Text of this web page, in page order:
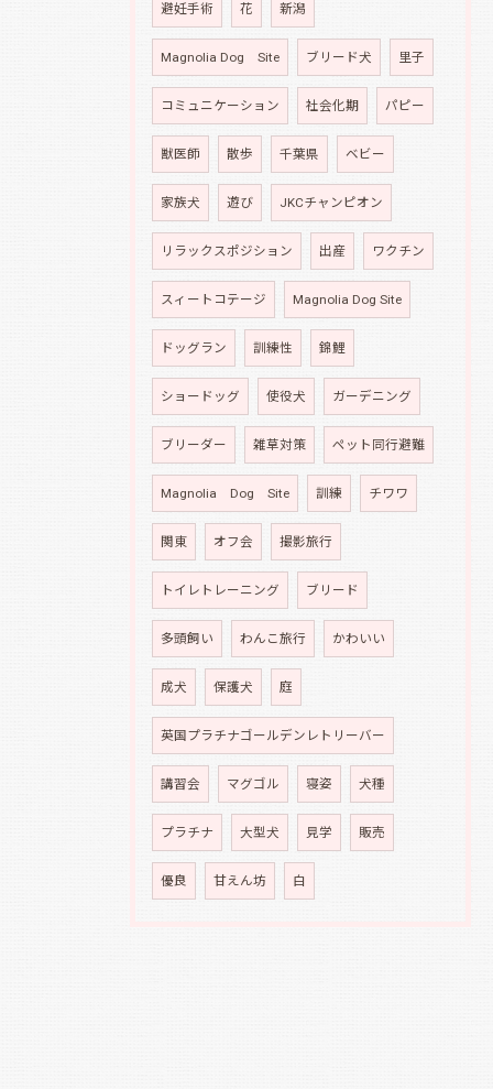
避妊手術 花 新潟
Magnolia Dog Site ブリード犬 里子
コミュニケーション 社会化期 パピー
獣医師 散歩 千葉県 ベビー
家族犬 遊び JKCチャンピオン
リラックスポジション 出産 ワクチン
スィートコテージ Magnolia Dog Site
ドッグラン 訓練性 錦鯉
ショードッグ 使役犬 ガーデニング
ブリーダー 雑草対策 ペット同行避難
Magnolia Dog Site 訓練 チワワ
関東 オフ会 撮影旅行
トイレトレーニング ブリード
多頭飼い わんこ旅行 かわいい
成犬 保護犬 庭
英国プラチナゴールデンレトリーバー
講習会 マグゴル 寝姿 犬種
プラチナ 大型犬 見学 販売
優良 甘えん坊 白